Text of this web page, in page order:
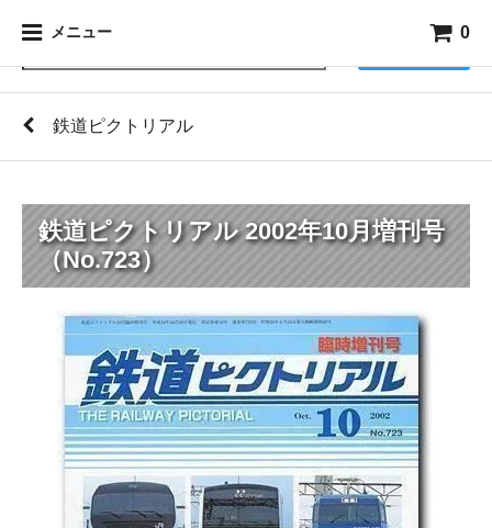
メニュー 0
鉄道ピクトリアル
鉄道ピクトリアル 2002年10月増刊号
（No.723）